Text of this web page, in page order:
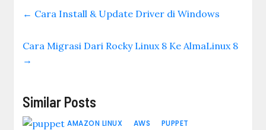
← Cara Install & Update Driver di Windows
Cara Migrasi Dari Rocky Linux 8 Ke AlmaLinux 8
→
Similar Posts
AMAZON LINUX AWS PUPPET